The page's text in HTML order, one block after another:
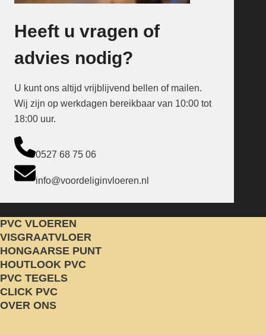
Heeft u vragen of
advies nodig?
U kunt ons altijd vrijblijvend bellen of mailen.
Wij zijn op werkdagen bereikbaar van 10:00 tot
18:00 uur.
0527 68 75 06
info@voordeliginvloeren.nl
PVC VLOEREN
VISGRAATVLOER
HONGAARSE PUNT
HOUTLOOK PVC
PVC TEGELS
CLICK PVC
OVER ONS